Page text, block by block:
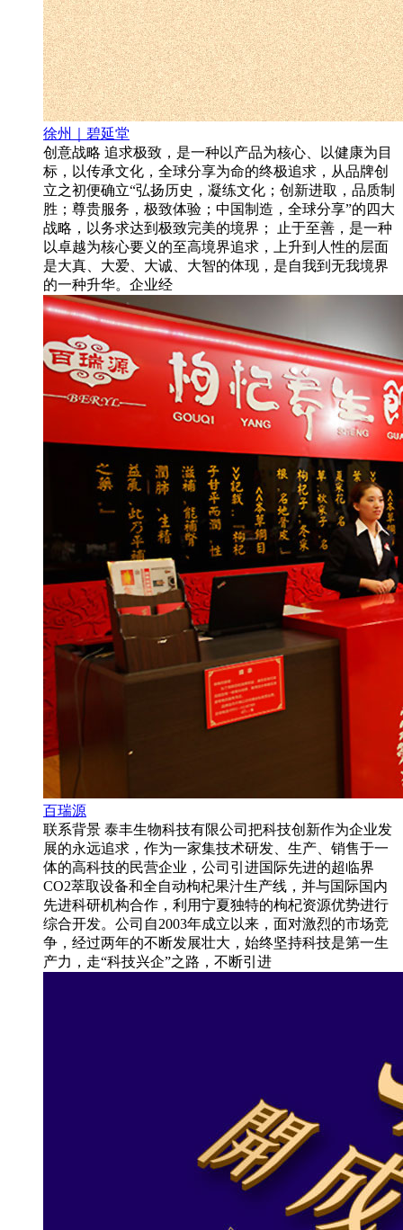
徐州｜碧延堂
创意战略 追求极致，是一种以产品为核心、以健康为目
标，以传承文化，全球分享为命的终极追求，从品牌创
立之初便确立“弘扬历史，凝练文化；创新进取，品质制
胜；尊贵服务，极致体验；中国制造，全球分享”的四大
战略，以务求达到极致完美的境界； 止于至善，是一种
以卓越为核心要义的至高境界追求，上升到人性的层面
是大真、大爱、大诚、大智的体现，是自我到无我境界
的一种升华。企业经
百瑞源
联系背景 泰丰生物科技有限公司把科技创新作为企业发
展的永远追求，作为一家集技术研发、生产、销售于一
体的高科技的民营企业，公司引进国际先进的超临界
CO2萃取设备和全自动枸杞果汁生产线，并与国际国内
先进科研机构合作，利用宁夏独特的枸杞资源优势进行
综合开发。公司自2003年成立以来，面对激烈的市场竞
争，经过两年的不断发展壮大，始终坚持科技是第一生
产力，走“科技兴企”之路，不断引进